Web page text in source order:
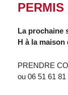
PERMIS
La prochaine
H à la maison
PRENDRE
ou 06 51 61